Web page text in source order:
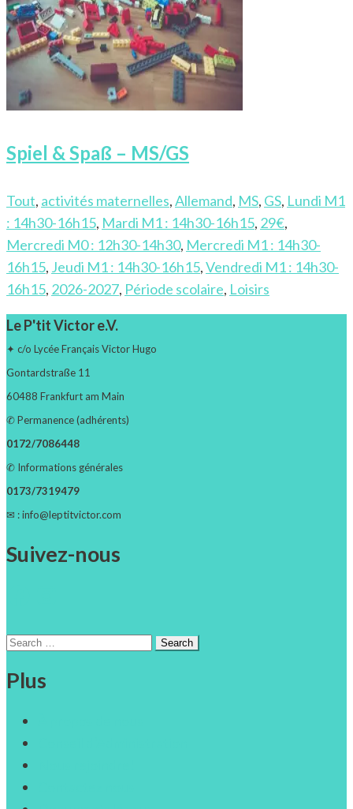
Spiel & Spaß – MS/GS
Tout, activités maternelles,Allemand, MS, GS, Lundi M1
: 14h30-16h15, Mardi M1 : 14h30-16h15, 29€,
Mercredi M0 : 12h30-14h30, Mercredi M1 : 14h30-
16h15, Jeudi M1 : 14h30-16h15,Vendredi M1 : 14h30-
16h15, 2026-2027, Période scolaire, Loisirs
Le P'tit Victor e.V.
✦ c/o Lycée Français Victor Hugo
Gontardstraße 11
60488 Frankfurt am Main
✆ Permanence (adhérents)
0172/7086448
✆ Informations générales
0173/7319479
✉ : info@leptitvictor.com
Suivez-nous
Search
Plus